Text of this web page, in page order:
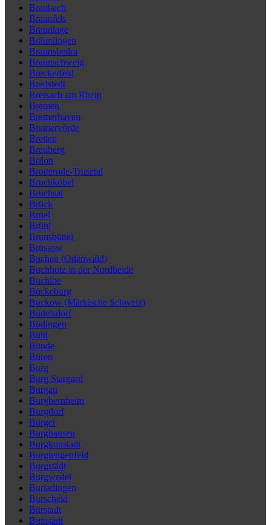
Braubach
Braunfels
Braunlage
Bräunlingen
Braunsbedra
Braunschweig
Breckerfeld
Bredstedt
Breisach am Rhein
Bremen
Bremerhaven
Bremervörde
Bretten
Breuberg
Brilon
Brotterode-Trusetal
Bruchköbel
Bruchsal
Brück
Brüel
Brühl
Brunsbüttel
Brüssow
Buchen (Odenwald)
Buchholz in der Nordheide
Buchloe
Bückeburg
Buckow (Märkische Schweiz)
Büdelsdorf
Büdingen
Bühl
Bünde
Büren
Burg
Burg Stargard
Burgau
Burgbernheim
Burgdorf
Bürgel
Burghausen
Burgkunstadt
Burglengenfeld
Burgstädt
Burgwedel
Burladingen
Burscheid
Bürstadt
Buttstädt